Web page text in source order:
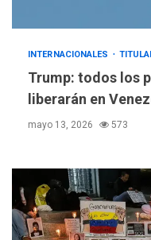
INTERNACIONALES
Trump: todos los
liberarán en
mayo 13, 2026 573